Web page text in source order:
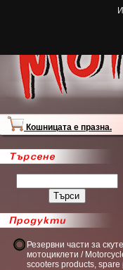
Резервни части за
мотоциклети /
scooters products, spare
Кошницата е празна.